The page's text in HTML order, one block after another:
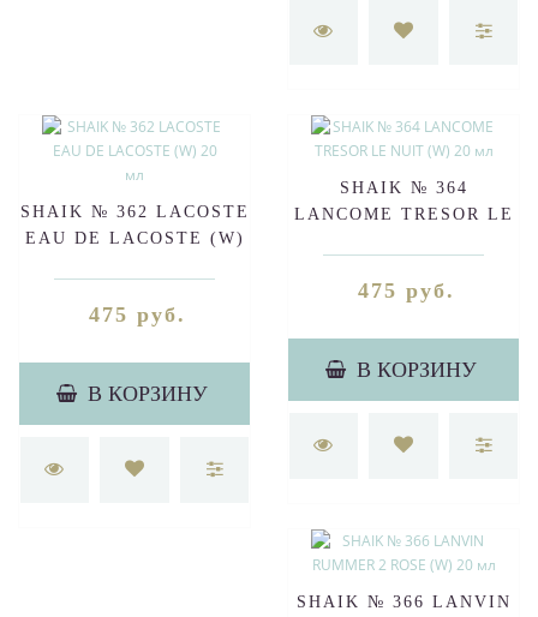
SHAIK № 362 LACOSTE
EAU DE LACOSTE (W)
475 руб.
В КОРЗИНУ
SHAIK № 364
LANCOME TRESOR LE
475 руб.
В КОРЗИНУ
SHAIK № 366 LANVIN